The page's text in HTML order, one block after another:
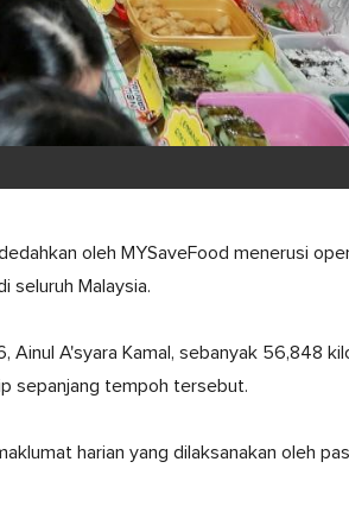
oleh MYSaveFood menerusi
seluruh Malaysia.
Ainul A'syara Kamal, sebanyak 56,848
sepanjang tempoh tersebut.
harian yang dilaksanakan oleh